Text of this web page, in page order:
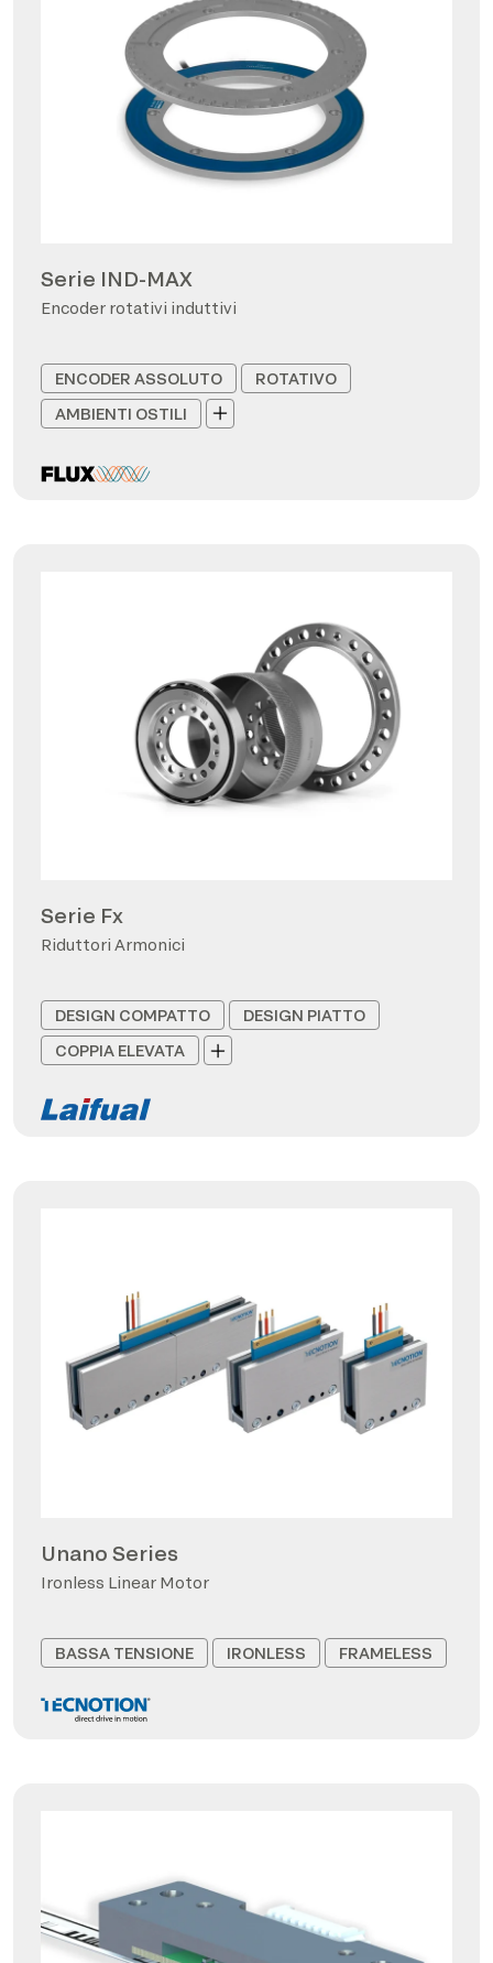
Serie IND-MAX
Encoder rotativi induttivi
ENCODER ASSOLUTO
ROTATIVO
AMBIENTI OSTILI
Serie Fx
Riduttori Armonici
DESIGN COMPATTO
DESIGN PIATTO
COPPIA ELEVATA
Unano Series
Ironless Linear Motor
BASSA TENSIONE IRONLESS FRAMELESS